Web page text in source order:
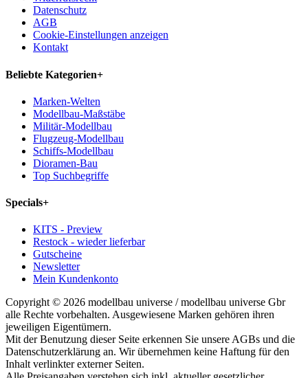
Datenschutz
AGB
Cookie-Einstellungen anzeigen
Kontakt
Beliebte Kategorien+
Marken-Welten
Modellbau-Maßstäbe
Militär-Modellbau
Flugzeug-Modellbau
Schiffs-Modellbau
Dioramen-Bau
Top Suchbegriffe
Specials+
KITS - Preview
Restock - wieder lieferbar
Gutscheine
Newsletter
Mein Kundenkonto
Copyright © 2026 modellbau universe / modellbau universe Gbr
alle Rechte vorbehalten. Ausgewiesene Marken gehören ihren
jeweiligen Eigentümern.
Mit der Benutzung dieser Seite erkennen Sie unsere AGBs und die
Datenschutzerklärung an. Wir übernehmen keine Haftung für den
Inhalt verlinkter externer Seiten.